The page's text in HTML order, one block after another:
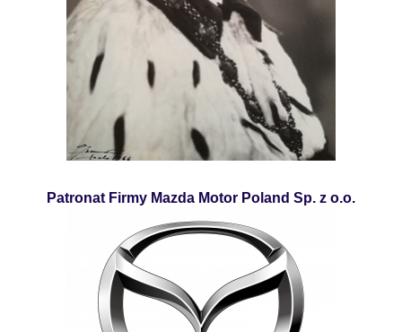
Patronat Firmy Mazda Motor Poland Sp. z o.o.